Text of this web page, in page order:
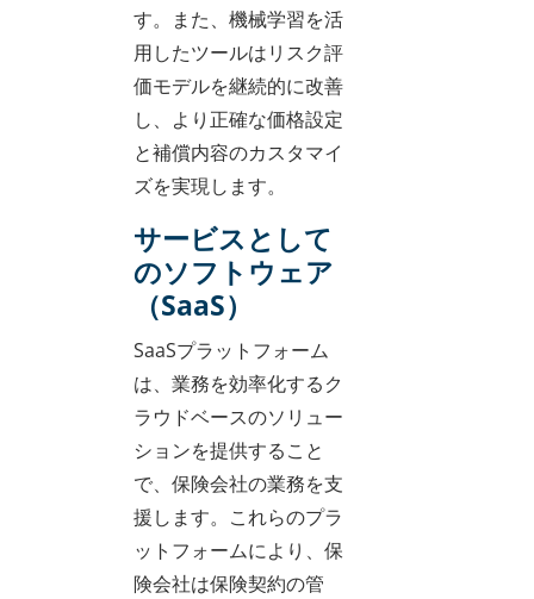
す。また、機械学習を活
用したツールはリスク評
価モデルを継続的に改善
し、より正確な価格設定
と補償内容のカスタマイ
ズを実現します。
サービスとして
のソフトウェア
（SaaS）
SaaSプラットフォーム
は、業務を効率化するク
ラウドベースのソリュー
ションを提供すること
で、保険会社の業務を支
援します。これらのプラ
ットフォームにより、保
険会社は保険契約の管